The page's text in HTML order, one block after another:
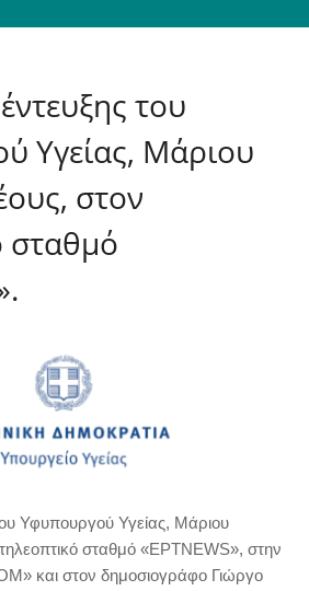
του
Υγείας, Μάριου
στον
σταθμό
Υφυπουργού Υγείας, Μάριου
σταθμό «ΕΡΤNEWS», στην
και στον δημοσιογράφο Γιώργο